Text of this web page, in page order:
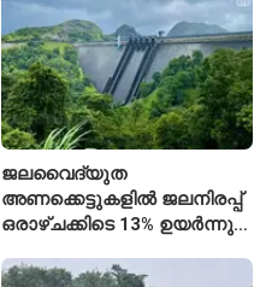
ജലവൈദ്യുത
അണക്കെട്ടുകളിൽ ജലനിരപ്പ്
ഒരാഴ്ചക്കിടെ 13% ഉയർന്നു;
ഇപ്പോഴും കുറവ്